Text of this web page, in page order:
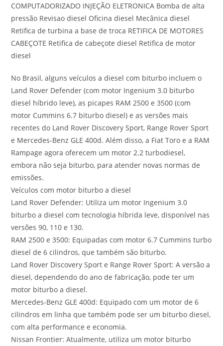
COMPUTADORIZADO INJEÇÃO ELETRONICA Bomba de alta
pressão Revisao diesel Oficina diesel Mecânica diesel
Retifica de turbina a base de troca RETIFICA DE MOTORES
CABEÇOTE Retifica de cabeçote diesel Retifica de motor
diesel
No Brasil, alguns veículos a diesel com biturbo incluem o
Land Rover Defender (com motor Ingenium 3.0 biturbo
diesel híbrido leve), as picapes RAM 2500 e 3500 (com
motor Cummins 6.7 biturbo diesel) e as versões mais
recentes do Land Rover Discovery Sport, Range Rover Sport
e Mercedes-Benz GLE 400d. Além disso, a Fiat Toro e a RAM
Rampage agora oferecem um motor 2.2 turbodiesel,
embora não seja biturbo, para atender novas normas de
emissões.
Veículos com motor biturbo a diesel
Land Rover Defender: Utiliza um motor Ingenium 3.0
biturbo a diesel com tecnologia híbrida leve, disponível nas
versões 90, 110 e 130.
RAM 2500 e 3500: Equipadas com motor 6.7 Cummins turbo
diesel de 6 cilindros, que também são biturbo.
Land Rover Discovery Sport e Range Rover Sport: A versão a
diesel, dependendo do ano de fabricação, pode ter um
motor biturbo a diesel.
Mercedes-Benz GLE 400d: Equipado com um motor de 6
cilindros em linha que também pode ser um biturbo diesel,
com alta performance e economia.
Nissan Frontier: Atualmente, utiliza um motor biturbo